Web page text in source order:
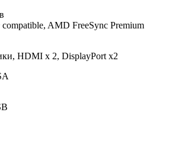
AMD FreeSync Premium
HDMI х 2, DisplayPort x2